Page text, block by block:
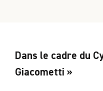
Dans le cadre du
Giacometti »